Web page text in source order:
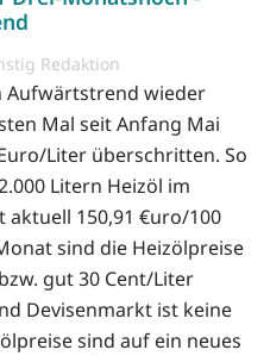
Redaktion
Aufwärtstrend wieder
Mal seit Anfang Mai
Liter überschritten. So
Litern Heizöl im
150,91 €uro/100
sind die Heizölpreise
gut 30 Cent/Liter
Devisenmarkt ist keine
sind auf ein neues